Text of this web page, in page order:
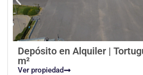
Depósito en Alquiler |
m²
Ver propiedad